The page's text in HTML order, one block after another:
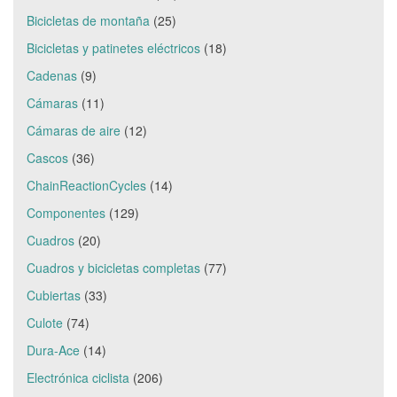
Bicicletas de montaña (25)
Bicicletas y patinetes eléctricos (18)
Cadenas (9)
Cámaras (11)
Cámaras de aire (12)
Cascos (36)
ChainReactionCycles (14)
Componentes (129)
Cuadros (20)
Cuadros y bicicletas completas (77)
Cubiertas (33)
Culote (74)
Dura-Ace (14)
Electrónica ciclista (206)